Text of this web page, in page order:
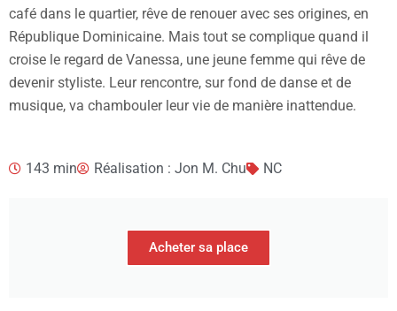
café dans le quartier, rêve de renouer avec ses origines, en
République Dominicaine. Mais tout se complique quand il
croise le regard de Vanessa, une jeune femme qui rêve de
devenir styliste. Leur rencontre, sur fond de danse et de
musique, va chambouler leur vie de manière inattendue.
143 min Réalisation : Jon M. Chu NC
Acheter sa place